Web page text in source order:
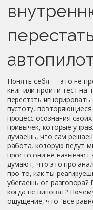
Понять себя — это не
книг или пройти тест на
перестать игнорировать
пустоту,
процесс осознания
привычек, которые
думаешь, что сам
работа, которую ведут
просто они не называют
думают, что это про
про то, как ты
убегаешь от разговора?
когда не виноват?
ощущение, что "всё